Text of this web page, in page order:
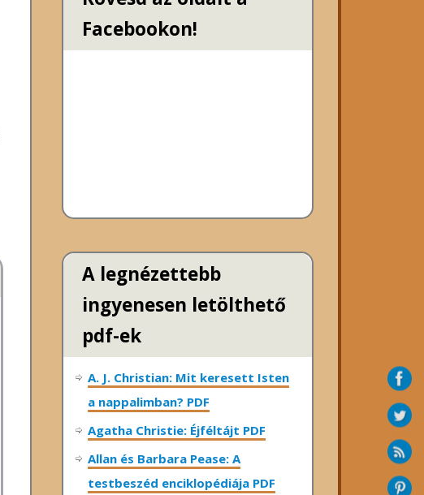
Facebookon!
A legnézettebb
ingyenesen letölthető
pdf-ek
A. J. Christian: Mit keresett Isten
a nappalimban? PDF
Agatha Christie: Éjféltájt PDF
Allan és Barbara Pease: A
testbeszéd enciklopédiája PDF